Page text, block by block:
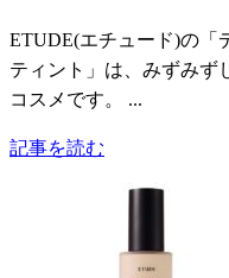
ETUDE(エチュード)の「
ティント」は、みずみず
コスメです。 ...
記事を読む